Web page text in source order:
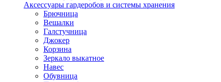
Аксессуары гардеробов и системы хранения
Брючница
Вешалки
Галстучница
Джокер
Корзина
Зеркало выкатное
Навес
Обувница